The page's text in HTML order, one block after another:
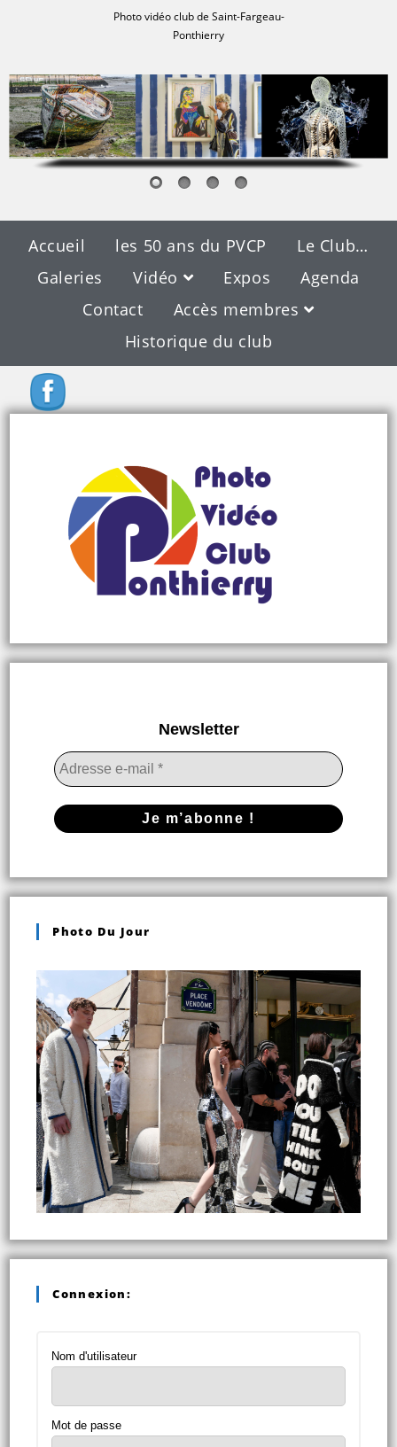
Photo vidéo club de Saint-Fargeau-
Ponthierry
Accueil les 50 ans du PVCP
Le Club…
Galeries
Vidéo Expos
Agenda
Contact
Accès membres
Historique du club
Newsletter
Photo Du Jour
Connexion:
Nom d'utilisateur
Mot de passe